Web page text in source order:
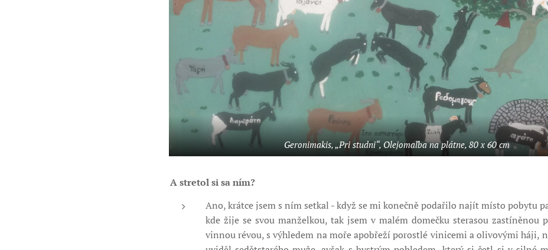
Geronimakis, „Pri studni“, Olejomaľba na plátne, 80 x 60 cm
A stretol si sa ním?
Ano, krátce jsem s ním setkal - když se mi konečně podařilo najít místo pobytu
kde žije se svou manželkou, tak jsem v malém domečku sterasou zastíněnou
vinnou révou, s výhledem na moře apobřeží porostlé vinicemi a olivovými háji,